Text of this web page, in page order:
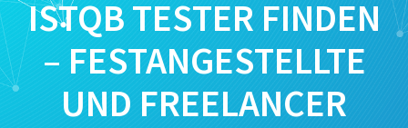
ISTQB TESTER FINDEN
– FESTANGESTELLTE
UND FREELANCER